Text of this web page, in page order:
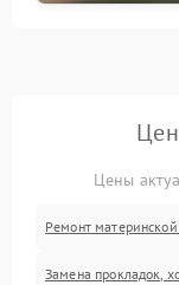
Цены
Ремонт
Замена прокладок,